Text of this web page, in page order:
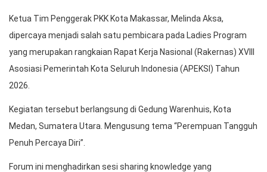
Ketua Tim Penggerak PKK Kota Makassar, Melinda Aksa,
dipercaya menjadi salah satu pembicara pada Ladies Program
yang merupakan rangkaian Rapat Kerja Nasional (Rakernas) XVIII
Asosiasi Pemerintah Kota Seluruh Indonesia (APEKSI) Tahun
2026.
Kegiatan tersebut berlangsung di Gedung Warenhuis, Kota
Medan, Sumatera Utara. Mengusung tema “Perempuan Tangguh
Penuh Percaya Diri”.
Forum ini menghadirkan sesi sharing knowledge yang